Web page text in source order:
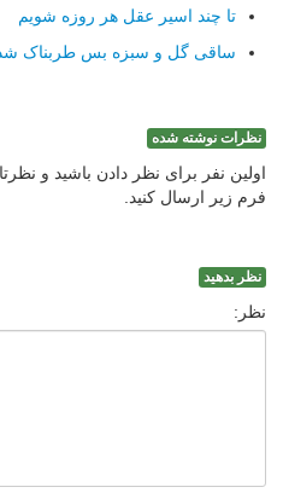
تا چند اسیر عقل هر روزه شویم
ساقی گل و سبزه بس طربناک
نظرات نوشته شده
اولین نفر برای نظر دادن باشید و
فرم زیر ارسال کنید.
نظر بدهید
نظر: